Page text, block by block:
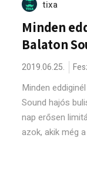
tixa
Minden
Balaton
2019.06.25.
Minden
Sound hajós
nap erősen
azok, akik még